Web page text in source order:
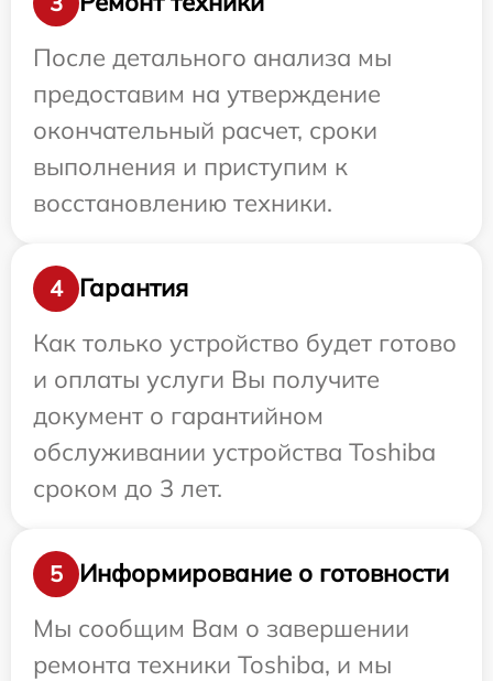
После детального анализа мы
предоставим на утверждение
окончательный расчет, сроки
выполнения и приступим к
восстановлению техники.
4
Гарантия
Как только устройство будет готово
и оплаты услуги Вы получите
документ о гарантийном
обслуживании устройства Toshiba
сроком до 3 лет.
5
Информирование о готовности
Мы сообщим Вам о завершении
ремонта техники Toshiba, и мы